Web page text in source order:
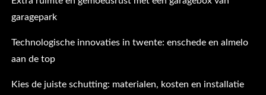
garagepark
Technologische innovaties in twente: enschede en almelo
aan de top
Kies de juiste schutting: materialen, kosten en installatie